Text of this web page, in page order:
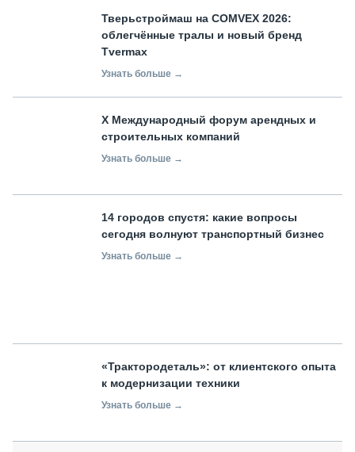
Тверьстроймаш на COMVEX 2026:
облегчённые тралы и новый бренд
Tvermax
Узнать больше →
X Международный форум арендных и
строительных компаний
Узнать больше →
14 городов спустя: какие вопросы
сегодня волнуют транспортный бизнес
Узнать больше →
«Трактородеталь»: от клиентского опыта
к модернизации техники
Узнать больше →